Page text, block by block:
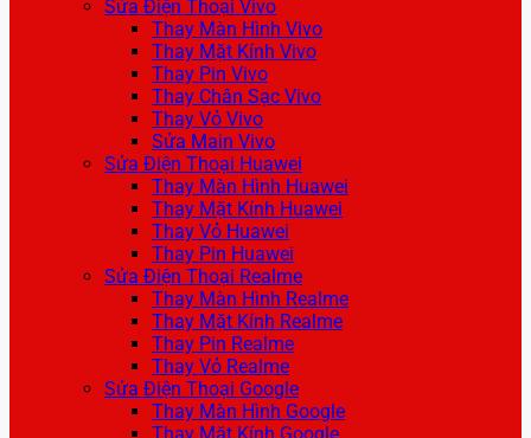
Sửa Điện Thoại Vivo
Thay Màn Hình Vivo
Thay Mặt Kính Vivo
Thay Pin Vivo
Thay Chân Sạc Vivo
Thay Vỏ Vivo
Sửa Main Vivo
Sửa Điện Thoại Huawei
Thay Màn Hình Huawei
Thay Mặt Kính Huawei
Thay Vỏ Huawei
Thay Pin Huawei
Sửa Điện Thoại Realme
Thay Màn Hình Realme
Thay Mặt Kính Realme
Thay Pin Realme
Thay Vỏ Realme
Sửa Điện Thoại Google
Thay Màn Hình Google